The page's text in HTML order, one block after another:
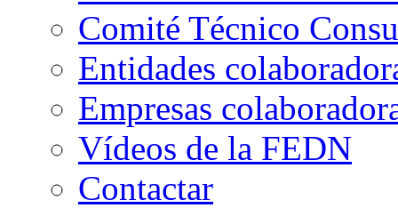
Comité Técnico
Entidades
Empresas
Vídeos de la FEDN
Contactar